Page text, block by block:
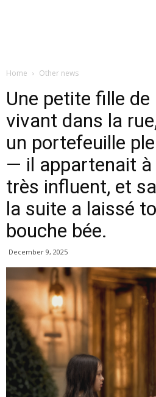
Home Other news
Une petite fille de
vivant dans la
un portefeuille
— il appartenait
très influent, et
la suite a laissé
bouche bée.
December 9, 2025